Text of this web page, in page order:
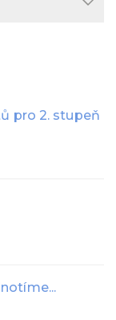
pro 2. stupeň